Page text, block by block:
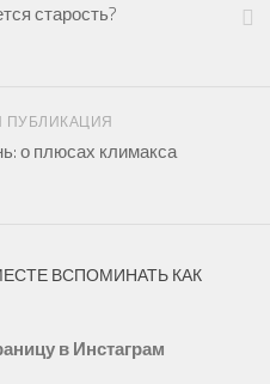
старость?
о плюсах климакса
ВСПОМИНАТЬ КАК
вИнстаграм